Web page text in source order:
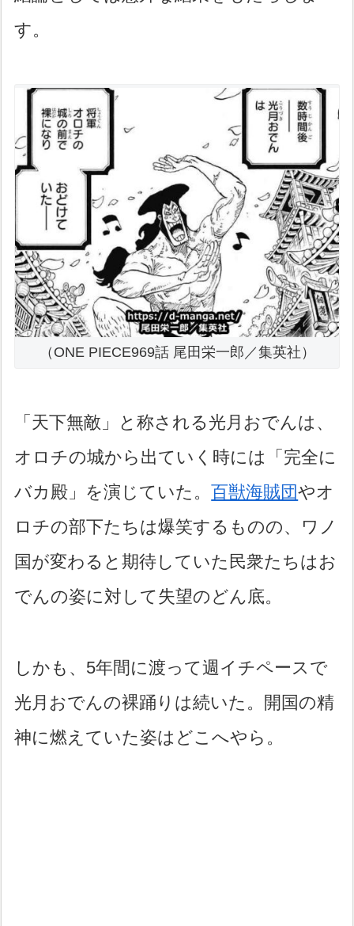
す。
（ONE PIECE969話 尾田栄一郎／集英社）
「天下無敵」と称される光月おでんは、
オロチの城から出ていく時には「完全に
バカ殿」を演じていた。百獣海賊団やオ
ロチの部下たちは爆笑するものの、ワノ
国が変わると期待していた民衆たちはお
でんの姿に対して失望のどん底。
しかも、5年間に渡って週イチペースで
光月おでんの裸踊りは続いた。開国の精
神に燃えていた姿はどこへやら。